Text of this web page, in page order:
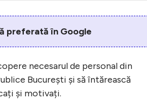
preferată în Google
necesarul de personal din
București și să întărească
și motivați.